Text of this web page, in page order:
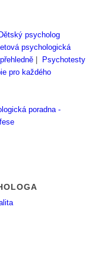
Dětský psycholog
psychologická
|
Psychotesty
pro každého
poradna -